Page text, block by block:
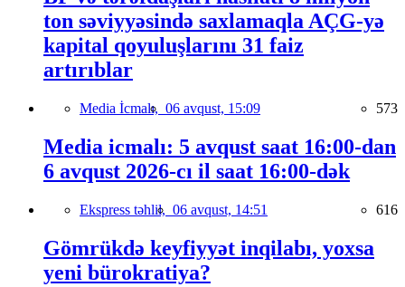
ton səviyyəsində saxlamaqla AÇG-yə
kapital qoyuluşlarını 31 faiz
artırıblar
Media İcmalı, 06 avqust, 15:09 573
Media icmalı: 5 avqust saat 16:00-dan
6 avqust 2026-cı il saat 16:00-dək
Ekspress təhlil, 06 avqust, 14:51 616
Gömrükdə keyfiyyət inqilabı, yoxsa
yeni bürokratiya?